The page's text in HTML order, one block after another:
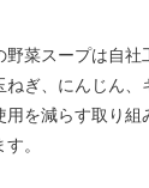
野菜スープは自社
ねぎ、にんじん、
を減らす取り組
。